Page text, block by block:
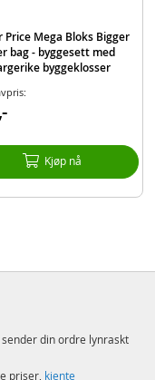
Price Mega Bloks Bigger
bag - byggesett med
byggeklosser
Kjøp nå
din ordre lynraskt
priser, kjente